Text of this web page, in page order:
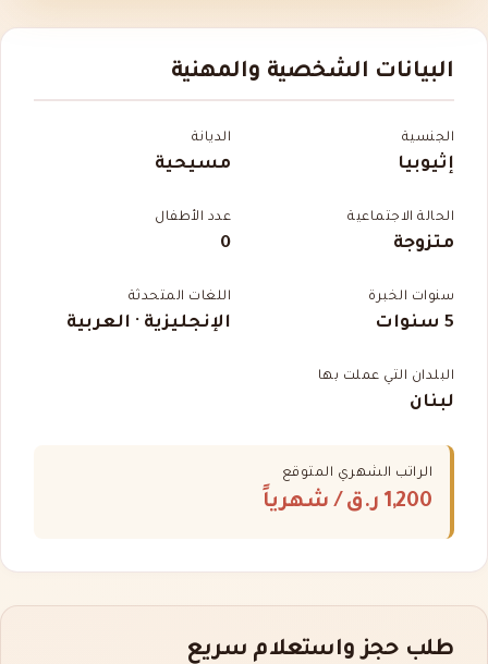
البيانات الشخصية والمهنية
الجنسية
إثيوبيا
الديانة
مسيحية
الحالة الاجتماعية
متزوجة
عدد الأطفال
0
سنوات الخبرة
5 سنوات
اللغات المتحدثة
الإنجليزية · العربية
البلدان التي عملت بها
لبنان
الراتب الشهري المتوقع
1,200 ر.ق / شهرياً
طلب حجز واستعلام سريع